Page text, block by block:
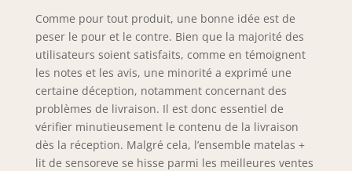
offre une
ventilation idéale
contre les
acariens, les
bactéries et les
moisissures. La
mousse
polyuréthane
alvéolée ventilée
Comme pour tout produit, une bonne idée est de
peser le pour et le contre. Bien que la majorité des
utilisateurs soient satisfaits, comme en témoignent
les notes et les avis, une minorité a exprimé une
certaine déception, notamment concernant des
problèmes de livraison. Il est donc essentiel de
vérifier minutieusement le contenu de la livraison
dès la réception. Malgré cela, l’ensemble matelas +
lit de sensoreve se hisse parmi les meilleures ventes